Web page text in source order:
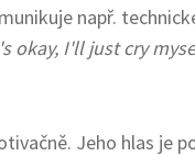
např.
okay, I'll just cry
Jeho hlas je